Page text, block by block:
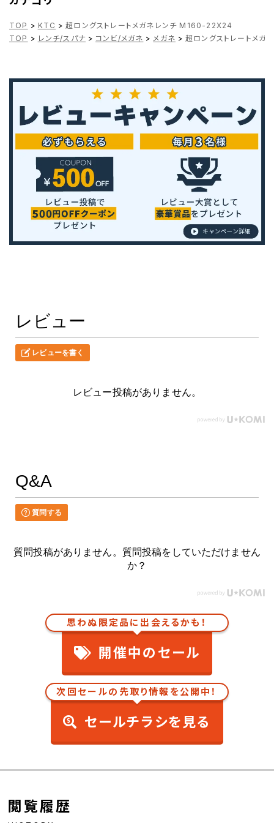
TOP > KTC > 超ロングストレートメガネレンチ M160-22X24
TOP > レンチ/スパナ > コンビ/メガネ > メガネ > 超ロングストレートメ
レビュー
レビューを書く
レビュー投稿がありません。
Q&A
質問する
質問投稿がありません。質問投稿をしていただけません
か？
思わぬ限定品に出会えるかも！
開催中のセール
次回セールの先取り情報を公開中！
セールチラシを見る
閲覧履歴